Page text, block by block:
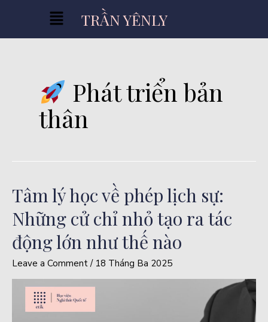
TRẦN YÊNLY
Phát triển bản
thân
Tâm lý học về phép lịch sự:
Những cử chỉ nhỏ tạo ra tác
động lớn như thế nào
Leave a Comment / 18 Tháng Ba 2025